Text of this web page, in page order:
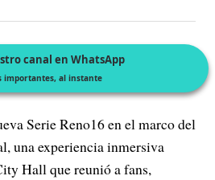
canal en WhatsApp
importantes, al instante
Serie Reno16 en el marco del
una experiencia inmersiva
Hall que reunió a fans,